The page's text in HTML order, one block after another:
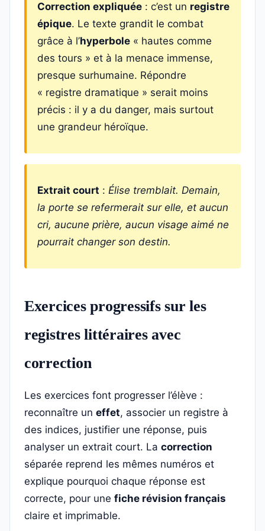
Correction expliquée : c’est un registre
épique. Le texte grandit le combat
grâce à l’hyperbole « hautes comme
des tours » et à la menace immense,
presque surhumaine. Répondre
« registre dramatique » serait moins
précis : il y a du danger, mais surtout
une grandeur héroïque.
Extrait court : Élise tremblait. Demain,
la porte se refermerait sur elle, et aucun
cri, aucune prière, aucun visage aimé ne
pourrait changer son destin.
Exercices progressifs sur les
registres littéraires avec
correction
Les exercices font progresser l’élève :
reconnaître un effet, associer un registre à
des indices, justifier une réponse, puis
analyser un extrait court. La correction
séparée reprend les mêmes numéros et
explique pourquoi chaque réponse est
correcte, pour une fiche révision français
claire et imprimable.